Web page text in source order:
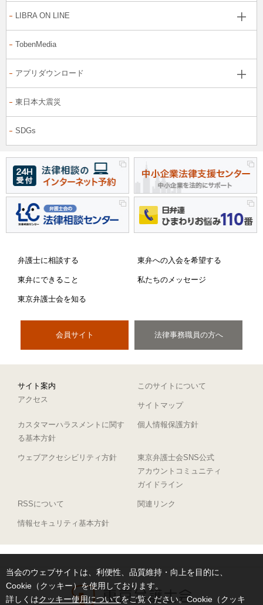
LIBRA ON LINE
TobenMedia
アプリダウンロード
東日本大震災
SDGs
当会のウェブサイトは、利便性、品質維持・向上を目的に、
Cookie（クッキー）を使用しております。
詳しくはクッキー使用についてをご覧ください。Cookie（クッキ
弁護士に相談する 東弁への入会を希望する
東弁にできること 私たちのメッセージ
東京弁護士会を知る
会員サイト 法律事務職員の方へ
サイト案内
このサイトについて
アクセス
サイトマップ
カスタマーハラスメントに関す
る基本方針
個人情報保護方針
ウェブアクセシビリティ方針
東京弁護士会SNS公式
アカウントコミュニティ
ガイドライン
RSSについて 関連リンク
情報セキュリティ基本方針